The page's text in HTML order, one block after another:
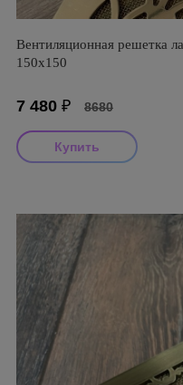
Вентиляционная решетка
150х150
7 480 ₽ 8680